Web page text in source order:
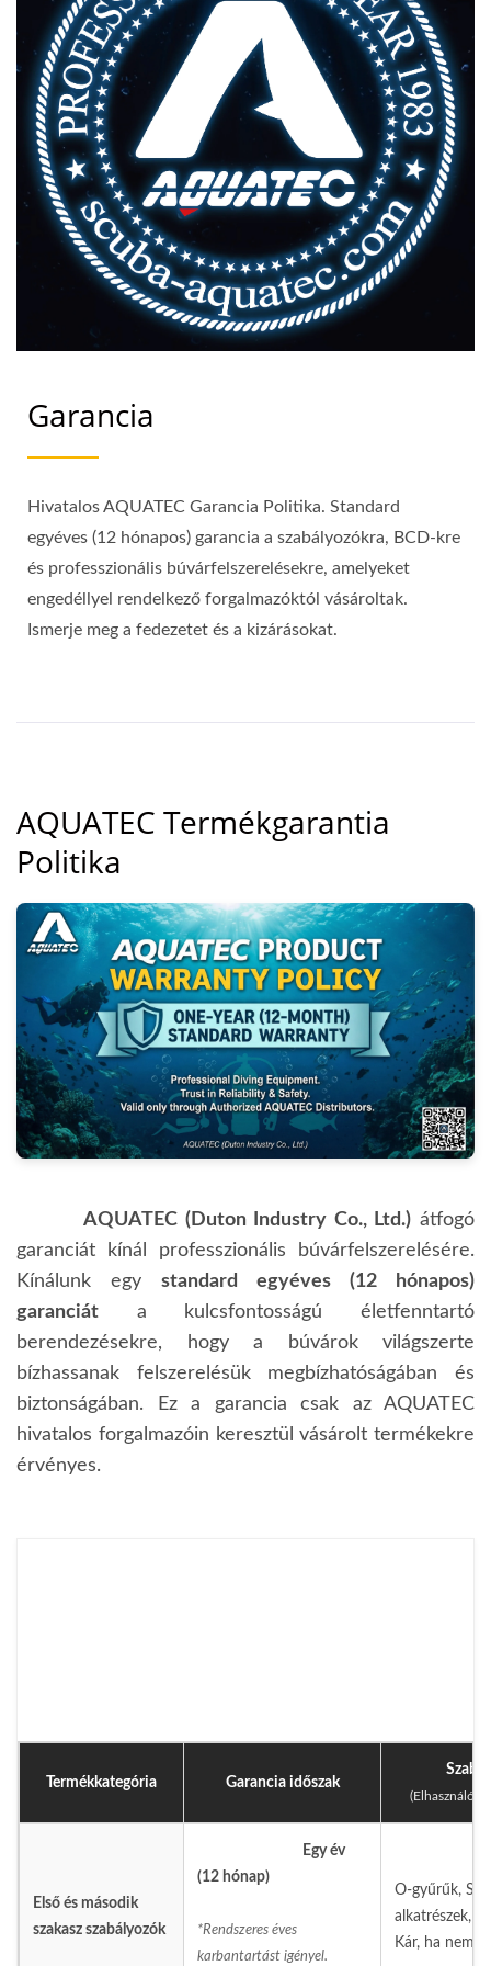
Garancia
Hivatalos AQUATEC Garancia Politika. Standard
egyéves (12 hónapos) garancia a szabályozókra, BCD-kre
és professzionális búvárfelszerelésekre, amelyeket
engedéllyel rendelkező forgalmazóktól vásároltak.
Ismerje meg a fedezetet és a kizárásokat.
AQUATEC Termékgarantia
Politika
AQUATEC (Duton Industry Co., Ltd.) átfogó
garanciát kínál professzionális búvárfelszerelésére.
Kínálunk egy standard egyéves (12 hónapos)
garanciát a kulcsfontosságú életfenntartó
berendezésekre, hogy a búvárok világszerte
bízhassanak felszerelésük megbízhatóságában és
biztonságában. Ez a garancia csak az AQUATEC
hivatalos forgalmazóin keresztül vásárolt termékekre
érvényes.
Termékkategória Garancia időszak
Első és második
szakasz szabályozók
Egy év
(12 hónap)
*Rendszeres éves
karbantartást igényel.
O-gyűrűk,
alkatrészek,
Kár, ha nem